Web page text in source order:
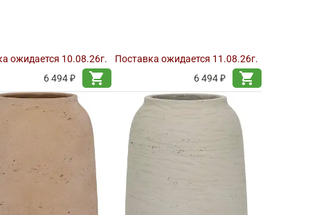
ожидается 10.08.26г.
6 494 ₽
shopping_cart
Поставка ожидается 11.08.26г.
6 494 ₽
shopping_cart